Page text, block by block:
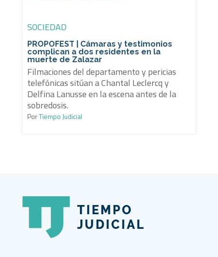
SOCIEDAD
PROPOFEST | Cámaras y testimonios
complican a dos residentes en la
muerte de Zalazar
Filmaciones del departamento y pericias
telefónicas sitúan a Chantal Leclercq y
Delfina Lanusse en la escena antes de la
sobredosis.
PorTiempo Judicial